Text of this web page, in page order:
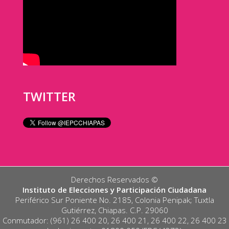
TWITTER
Derechos Reservados ©️
Instituto de Elecciones y Participación Ciudadana
Periférico Sur Poniente No. 2185, Colonia Penipak; Tuxtla
Gutiérrez, Chiapas. C.P. 29060
Conmutador: (961) 26 400 20, 26 400 21, 26 400 22, 26 400 23